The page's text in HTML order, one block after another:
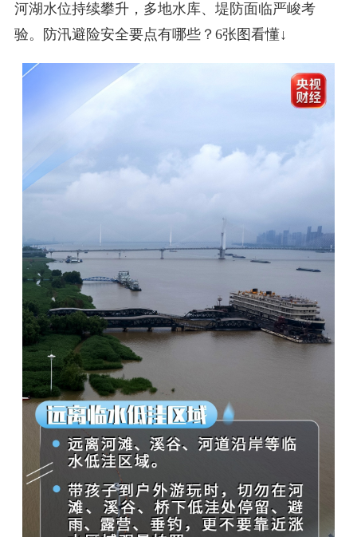
河湖水位持续攀升，多地水库、堤防面临严峻考
验。防汛避险安全要点有哪些？6张图看懂↓